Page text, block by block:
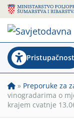
Pristupačnost
» Preporuke za
vinogradarima o
krajem cvatnje